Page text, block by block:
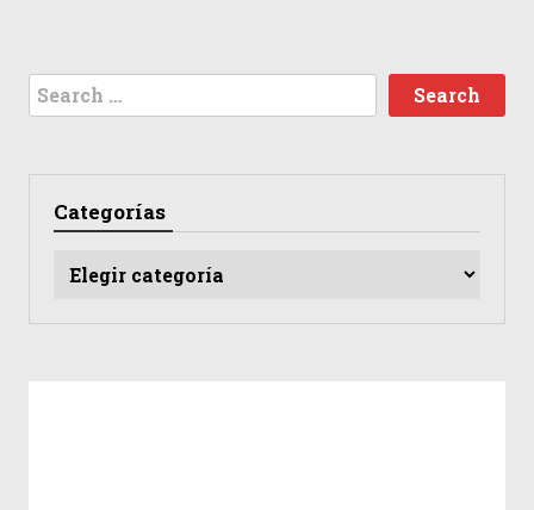
Search
for:
Categorías
Categorías